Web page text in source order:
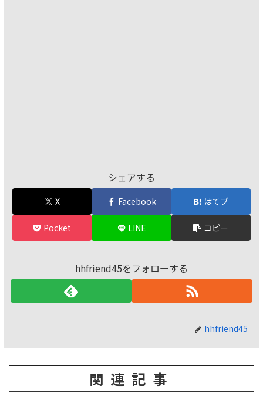
シェアする
X Facebook はてブ
Pocket LINE コピー
hhfriend45をフォローする
hhfriend45
関連記事